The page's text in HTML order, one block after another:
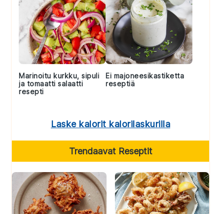
Marinoitu kurkku, sipuli
ja tomaatti salaatti
resepti
Ei majoneesikastiketta
reseptiä
Laske kalorit kalorilaskurilla
Trendaavat Reseptit